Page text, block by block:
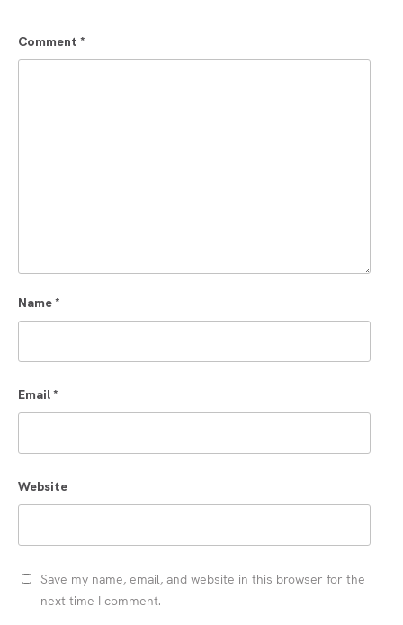
Comment *
Name*
Email*
Website
Save my name, email, and website in this browser for the
next time I comment.